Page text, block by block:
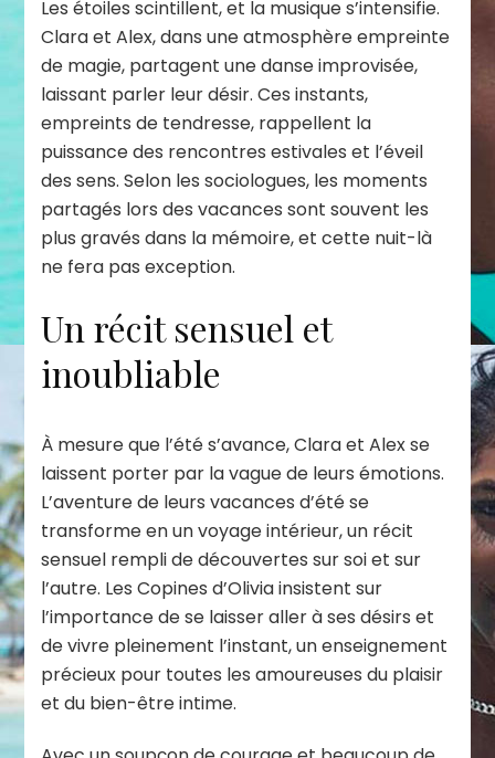
Les étoiles scintillent, et la musique s’intensifie.
Clara et Alex, dans une atmosphère empreinte
de magie, partagent une danse improvisée,
laissant parler leur désir. Ces instants,
empreints de tendresse, rappellent la
puissance des rencontres estivales et l’éveil
des sens. Selon les sociologues, les moments
partagés lors des vacances sont souvent les
plus gravés dans la mémoire, et cette nuit-là
ne fera pas exception.
Un récit sensuel et
inoubliable
À mesure que l’été s’avance, Clara et Alex se
laissent porter par la vague de leurs émotions.
L’aventure de leurs vacances d’été se
transforme en un voyage intérieur, un récit
sensuel rempli de découvertes sur soi et sur
l’autre. Les Copines d’Olivia insistent sur
l’importance de se laisser aller à ses désirs et
de vivre pleinement l’instant, un enseignement
précieux pour toutes les amoureuses du plaisir
et du bien-être intime.